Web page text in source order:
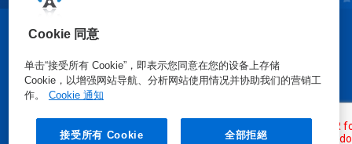
Cookie 同意
单击“接受所有 Cookie”，即表示您同意在您的设备上存储
Cookie，以增强网站导航、分析网站使用情况并协助我们的营销工
作。
Cookie 通知
接受所有 Cookie 全部拒絕
安全数据表 | 隐私政策|使用条款